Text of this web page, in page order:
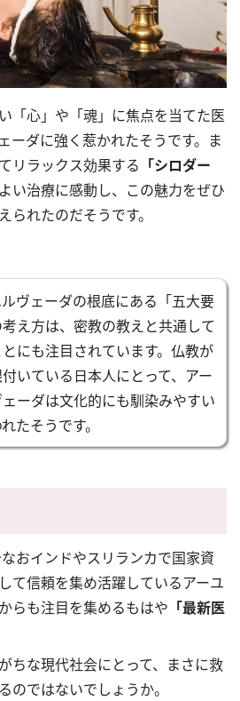
「心」や「魂」に焦点を当てた医
ーダに強く惹かれたそうです。ま
リラックス効果する 「シロダー
い治療に感動し、この魅力をぜひ
られたのだそうです。
ヴェーダの根底にある「五大要
え方は、密教の教えと共通して
にも注目されています。仏教が
いている日本人にとって、アー
ーダは文化的にも馴染みやすい
たそうです。
おインドやスリランカで国家資
て信頼を集め活躍しているアーユ
らも注目を集めるもはや 「最新医
ちな現代社会にとって、まさに救
のではないでしょうか。